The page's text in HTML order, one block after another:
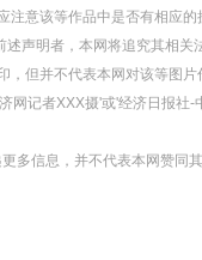
意该等作品中是否有相应
声明者，本网将追究其相关
但并不代表本网对该等图
网记者XXX摄'或'经济日报社
多信息，并不代表本网赞同